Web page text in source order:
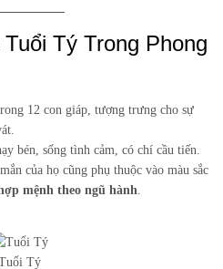
Tý Trong Phong
12 con giáp, tượng trưng cho sự
bén, sống tình cảm, có chí cầu tiến.
của họ cũng phụ thuộc vào màu sắc
mệnh theo ngũ hành
Tý